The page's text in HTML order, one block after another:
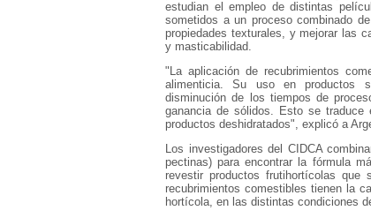
estudian el empleo de distintas
sometidos a un proceso combinado
propiedades texturales, y mejorar las
y masticabilidad.
"La aplicación de recubrimientos
alimenticia. Su uso en productos
disminución de los tiempos de
ganancia de sólidos. Esto se traduce
productos deshidratados", explicó a
Los investigadores del CIDCA
pectinas) para encontrar la fórmula
revestir productos frutihortícolas que
recubrimientos comestibles tienen la
hortícola, en las distintas condiciones